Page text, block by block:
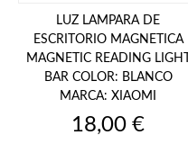
LUZ LAMPARA DE
ESCRITORIO MAGNETICA
MAGNETIC READING LIGHT
BAR COLOR: BLANCO
MARCA: XIAOMI
Precio
18,00 €